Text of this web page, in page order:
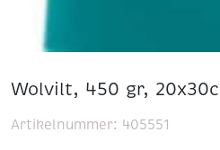
Wolvilt, 450 gr,
Artikelnummer: 405551